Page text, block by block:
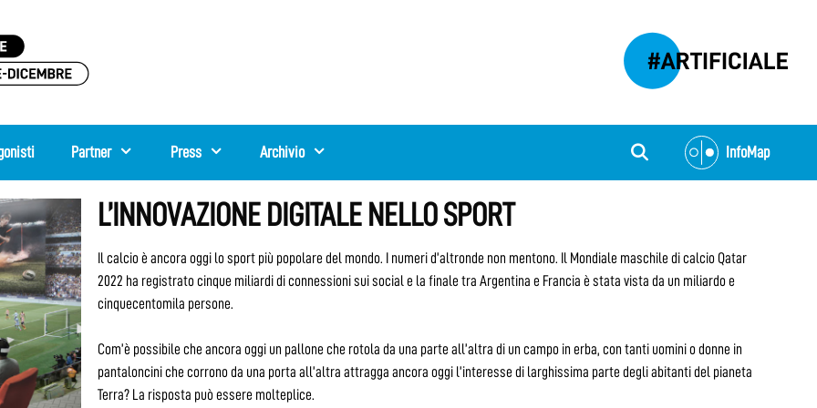
Partner Press Archivio InfoMap
L’INNOVAZIONE DIGITALE NELLO SPORT
Il calcio è ancora oggi lo sport più popolare del mondo. I numeri d’altronde non mentono. Il Mondiale maschile di calcio Qatar
2022 ha registrato cinque miliardi di connessioni sui social e la finale tra Argentina e Francia è stata vista da un miliardo e
cinquecentomila persone.
Com’è possibile che ancora oggi un pallone che rotola da una parte all’altra di un campo in erba, con tanti uomini o donne in
pantaloncini che corrono da una porta all’altra attragga ancora oggi l’interesse di larghissima parte degli abitanti del pianeta
Terra? La risposta può essere molteplice.